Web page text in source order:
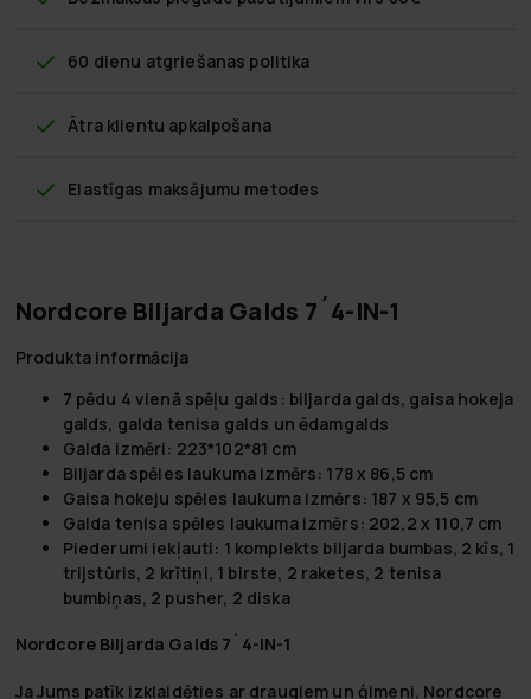
60 dienu atgriešanas politika
Ātra klientu apkalpošana
Elastīgas maksājumu metodes
Nordcore Biljarda Galds 7´4-IN-1
Produkta informācija
7 pēdu 4 vienā spēļu galds: biljarda galds, gaisa hokeja
galds, galda tenisa galds un ēdamgalds
Galda izmēri: 223*102*81 cm
Biljarda spēles laukuma izmērs: 178 x 86,5 cm
Gaisa hokeju spēles laukuma izmērs: 187 x 95,5 cm
Galda tenisa spēles laukuma izmērs: 202,2 x 110,7 cm
Piederumi iekļauti: 1 komplekts biljarda bumbas, 2 kīs, 1
trijstūris, 2 krītiņi, 1 birste, 2 raketes, 2 tenisa
bumbiņas, 2 pusher, 2 diska
Nordcore Biljarda Galds 7´4-IN-1
Ja Jums patīk izklaidēties ar draugiem un ģimeni, Nordcore